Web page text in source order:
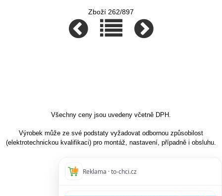
Zboží 262/897
Všechny ceny jsou uvedeny včetně DPH.
Výrobek může ze své podstaty vyžadovat odbornou způsobilost
(elektrotechnickou kvalifikaci) pro montáž, nastavení, případně i obsluhu.
Reklama · to-chci.cz